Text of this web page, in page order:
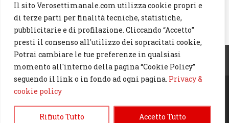
Il sito Verosettimanale.com utilizza cookie propri e
di terze parti per finalità tecniche, statistiche,
pubblicitarie e di profilazione. Cliccando “Accetto”
presti il consenso all'utilizzo dei sopracitati cookie,
Potrai cambiare le tue preferenze in qualsiasi
momento all'interno della pagina “Cookie Policy”
seguendo il link o in fondo ad ogni pagina. Privacy &
cookie policy
Rifiuto Tutto Accetto Tutto
Artisti (241)
News(239)
Cerca
© 2023 Verosettimanale.com. All rights reserved.